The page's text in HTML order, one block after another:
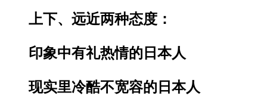
上下、远近两种态度：
印象中有礼热情的日本人
现实里冷酷不宽容的日本人